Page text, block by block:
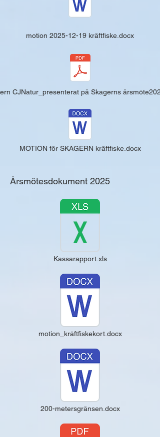
motion 2025-12-19 kräftfiske.docx
CJNatur_presenterat på Skagerns
MOTION för SKAGERN kräftfiske.docx
Årsmötesdokument 2025
Kassarapport.xls
motion_kräftfiskekort.docx
200-metersgränsen.docx